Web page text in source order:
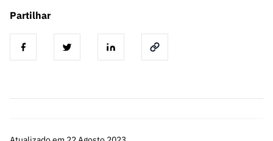
Partilhar